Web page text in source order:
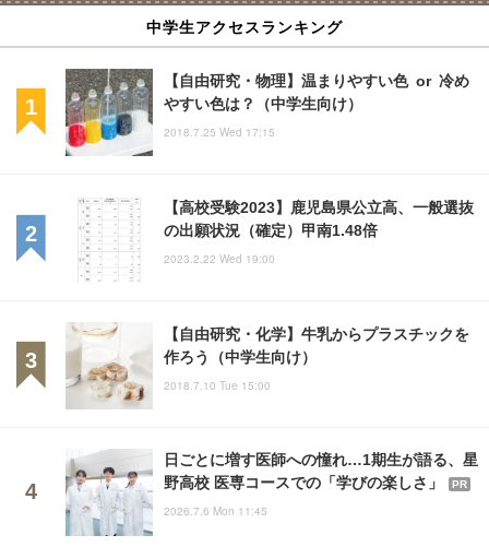
中学生アクセスランキング
【自由研究・物理】温まりやすい色 or 冷め
やすい色は？（中学生向け）
2018.7.25 Wed 17:15
【高校受験2023】鹿児島県公立高、一般選抜
の出願状況（確定）甲南1.48倍
2023.2.22 Wed 19:00
【自由研究・化学】牛乳からプラスチックを
作ろう（中学生向け）
2018.7.10 Tue 15:00
日ごとに増す医師への憧れ…1期生が語る、星
野高校 医専コースでの「学びの楽しさ」
PR
2026.7.6 Mon 11:45